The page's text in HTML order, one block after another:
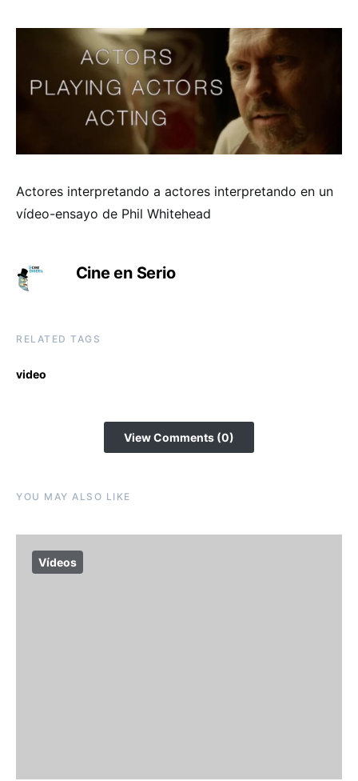
Actores interpretando a actores interpretando en un
vídeo-ensayo de Phil Whitehead
Cine en Serio
RELATED TAGS
video
View Comments (0)
YOU MAY ALSO LIKE
Vídeos